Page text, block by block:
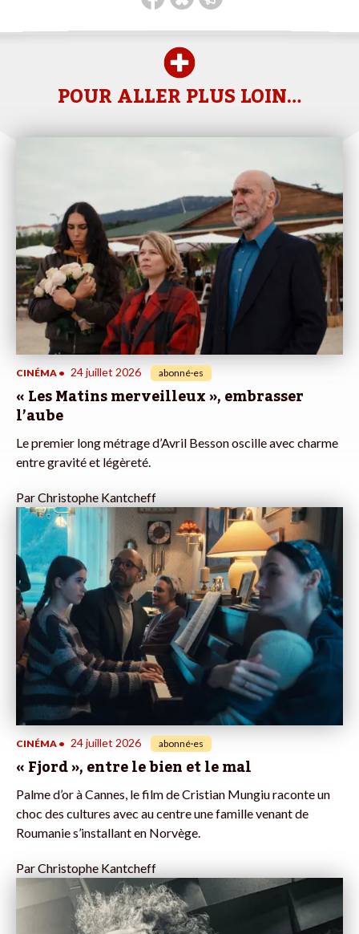
POUR ALLER PLUS LOIN…
CINÉMA • 24 juillet 2026 abonné·es
« Les Matins merveilleux », embrasser
l’aube
Le premier long métrage d’Avril Besson oscille avec charme
entre gravité et légèreté.
ParChristophe Kantcheff
CINÉMA • 24 juillet 2026 abonné·es
« Fjord », entre le bien et le mal
Palme d’or à Cannes, le film de Cristian Mungiu raconte un
choc des cultures avec au centre une famille venant de
Roumanie s’installant en Norvège.
ParChristophe Kantcheff